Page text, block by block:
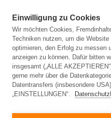
Für Privatkunden
MyNet150 mit
Einwilligung zu Cookies
Wir möchten Cookies,
Techniken nutzen, um die
optimieren, den Erfolg zu messen
anzeigen zu können. Dafür bitten
insgesamt („ALLE
gerne mehr über die
Datentransfers (insbesondere
„EINSTELLUNGEN“.